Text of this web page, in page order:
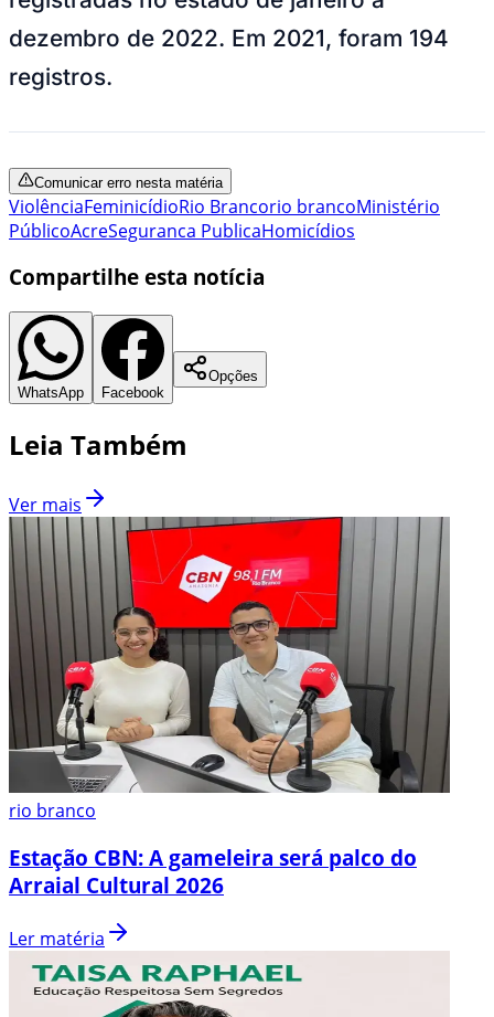
dezembro de 2022. Em 2021, foram 194
registros.
Comunicar erro nesta matéria
ViolênciaFeminicídioRio Brancorio brancoMinistério
PúblicoAcreSeguranca PublicaHomicídios
Compartilhe esta notícia
WhatsApp Facebook
Opções
Leia Também
Ver mais
rio branco
Estação CBN: A gameleira será palco do
Arraial Cultural 2026
Ler matéria